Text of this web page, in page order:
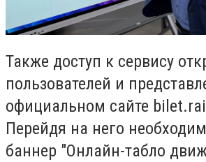
Также доступ к сервису
пользователей и
официальном сайте
Перейдя на него
баннер "Онлайн-табло